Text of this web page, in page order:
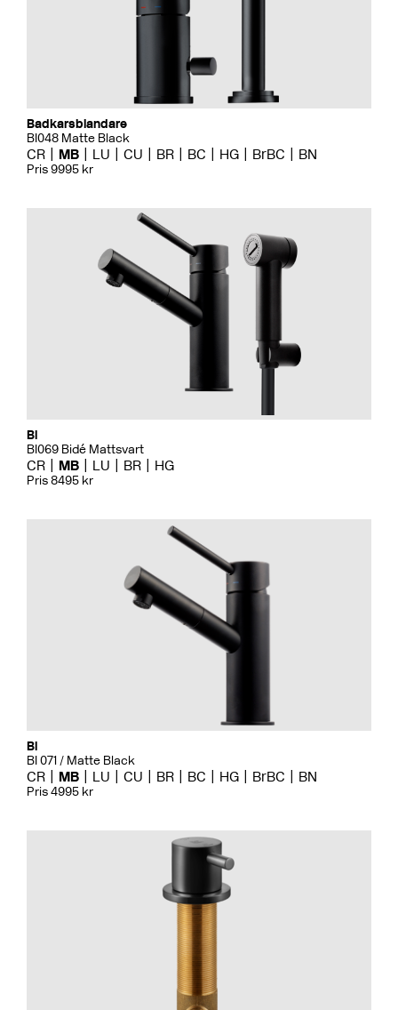
Badkarsblandare
BI048 Matte Black
CR MB LU CU BR BC HG BrBC BN
Pris 9995 kr
Bi
BI069 Bidé Mattsvart
CR MB LU BR HG
Pris 8495 kr
Bi
BI 071 / Matte Black
CR MB LU CU BR BC HG BrBC BN
Pris 4995 kr